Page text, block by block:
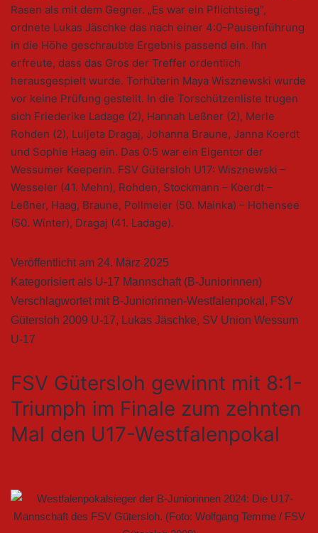
Rasen als mit dem Gegner. „Es war ein Pflichtsieg“,
ordnete Lukas Jäschke das nach einer 4:0-Pausenführung
in die Höhe geschraubte Ergebnis passend ein. Ihn
erfreute, dass das Gros der Treffer ordentlich
herausgespielt wurde. Torhüterin Maya Wisznewski wurde
vor keine Prüfung gestellt. In die Torschützenliste trugen
sich Friederike Ladage (2), Hannah Leßner (2), Merle
Rohden (2), Luljeta Dragaj, Johanna Braune, Janna Koerdt
und Sophie Haag ein. Das 0:5 war ein Eigentor der
Wessumer Keeperin. FSV Gütersloh U17: Wisznewski –
Wesseler (41. Mehn), Rohden, Stockmann – Koerdt –
Leßner, Haag, Braune, Pollmeier (50. Mainka) – Hohensee
(50. Winter), Dragaj (41. Ladage).
Veröffentlicht am 24. März 2025
Kategorisiert als U-17 Mannschaft (B-Juniorinnen)
Verschlagwortet mit B-Juniorinnen-Westfalenpokal , FSV
Gütersloh 2009 U-17, Lukas Jäschke, SV Union Wessum
U-17
FSV Gütersloh gewinnt mit 8:1-
Triumph im Finale zum zehnten
Mal den U17-Westfalenpokal